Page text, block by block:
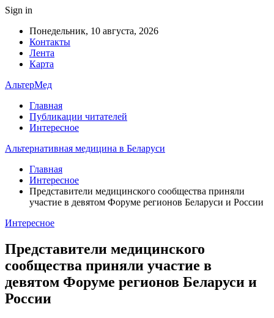
Sign in
Понедельник, 10 августа, 2026
Контакты
Лента
Карта
АльтерМед
Главная
Публикации читателей
Интересное
Альтернативная медицина в Беларуси
Главная
Интересное
Представители медицинского сообщества приняли
участие в девятом Форуме регионов Беларуси и России
Интересное
Представители медицинского
сообщества приняли участие в
девятом Форуме регионов Беларуси и
России